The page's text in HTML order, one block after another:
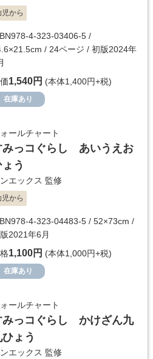
児から
4-323-03406-5 /
/ 24ページ / 初版2024年
1,540円 (本体1,400円+税)
在庫あり
ールチャート
みっコぐらし あいうえお
う
エックス 監修
児から
4-323-04483-5 / 52×73cm /
2021年6月
1,100円 (本体1,000円+税)
在庫あり
ールチャート
みっコぐらし かけざん九
ひょう
エックス 監修